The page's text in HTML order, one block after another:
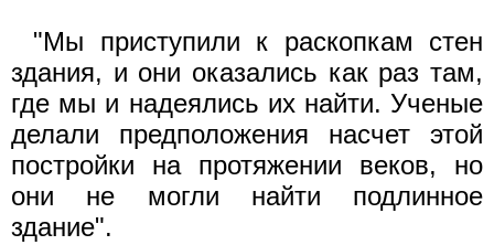
"Мы приступили к раскопкам стен
здания, и они оказались как раз там,
где мы и надеялись их найти. Ученые
делали предположения насчет этой
постройки на протяжении веков, но
они не могли найти подлинное
здание".